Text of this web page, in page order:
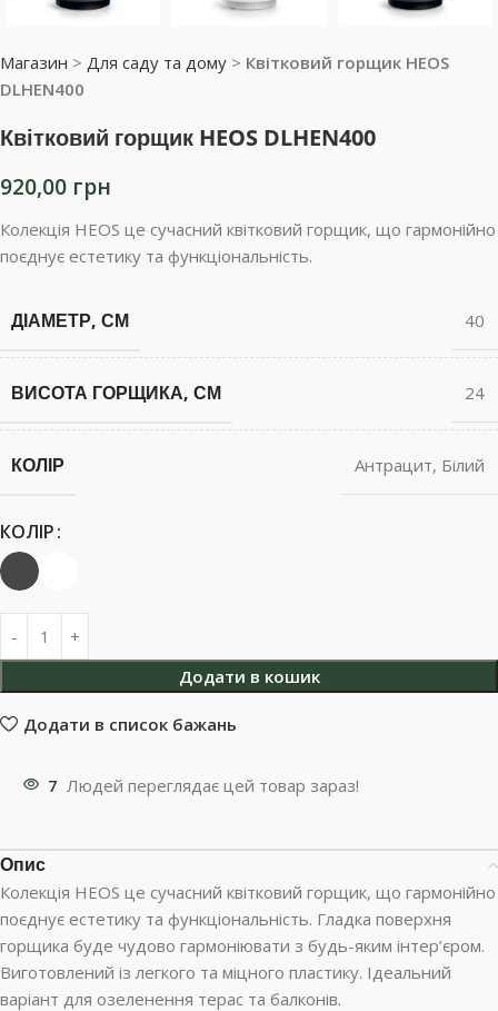
Магазин > Для саду та дому > Квітковий горщик HEOS
DLHEN400
Квітковий горщик HEOS DLHEN400
920,00 грн
Колекція HEOS це сучасний квітковий горщик, що гармонійно
поєднує естетику та функціональність.
ДІАМЕТР, СМ 40
ВИСОТА ГОРЩИКА, СМ 24
КОЛІР Антрацит, Білий
КОЛІР
Додати в кошик
Додати в список бажань
7 Людей переглядає цей товар зараз!
Опис
Колекція HEOS це сучасний квітковий горщик, що гармонійно
поєднує естетику та функціональність. Гладка поверхня
горщика буде чудово гармоніювати з будь-яким інтер’єром.
Виготовлений із легкого та міцного пластику. Ідеальний
варіант для озеленення терас та балконів.